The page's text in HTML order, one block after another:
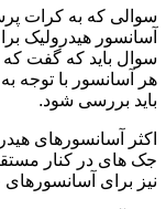
سوالی که به کرات
آسانسور هیدرولیک
سوال باید که گفت
هر آسانسور با
باید بررسی شود.
اکثر آسانسورهای
جک های در کنار
نیز برای